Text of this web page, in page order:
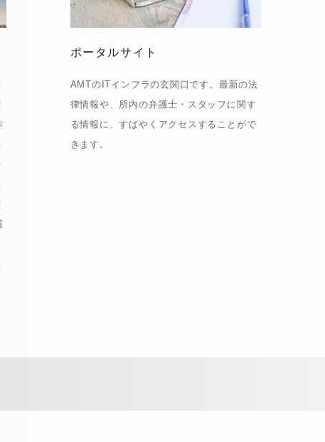
ポータルサイト
AMTのITインフラの玄関口です。最新の法
律情報や、所内の弁護士・スタッフに関す
る情報に、すばやくアクセスすることがで
きます。